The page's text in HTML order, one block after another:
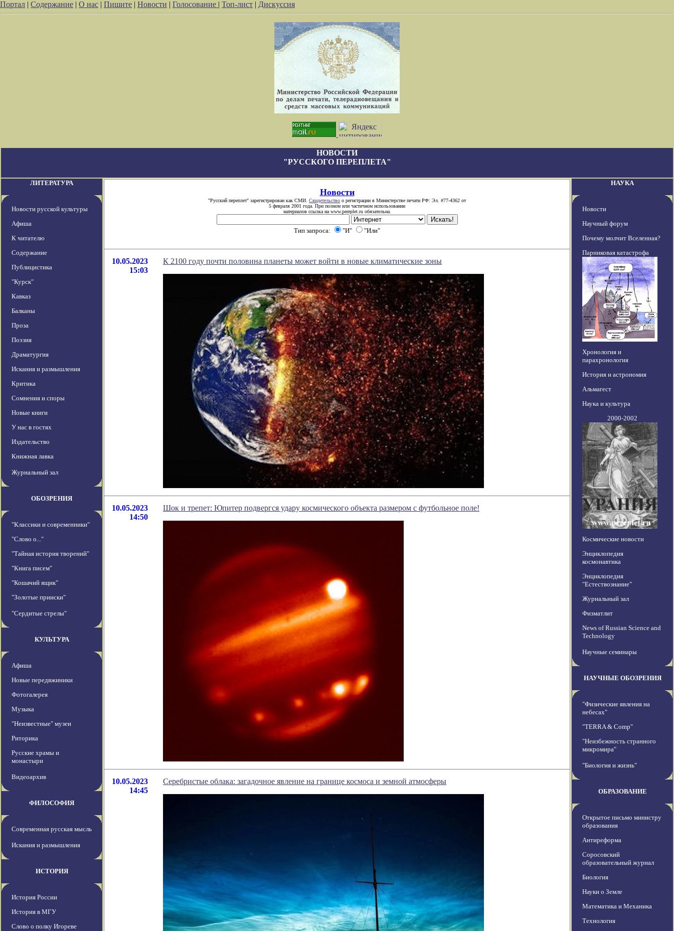
Портал | Содержание | О нас | Пишите | Новости | Голосование | Топ-лист | Дискуссия
НОВОСТИ
"РУССКОГО ПЕРЕПЛЕТА"
ЛИТЕРАТУРА
Новости русской культуры
Афиша
К читателю
Содержание
Публицистика
"Курск"
Кавказ
Балканы
Проза
Поэзия
Драматургия
Искания и размышления
Критика
Сомнения и споры
Новые книги
У нас в гостях
Издательство
Книжная лавка
Журнальный зал
ОБОЗРЕНИЯ
"Классики и современники"
"Слово о..."
"Тайная история творений"
"Книга писем"
"Кошачий ящик"
"Золотые прииски"
"Сердитые стрелы"
КУЛЬТУРА
Афиша
Новые передвжиники
Фотогалерея
Музыка
"Неизвестные" музеи
Риторика
Русские храмы и
монастыри
Видеоархив
ФИЛОСОФИЯ
Современная русская мысль
Искания и размышления
ИСТОРИЯ
История России
История в МГУ
Слово о полку Игореве
Новости
"Русский переплет" зарегистрирован как СМИ. Свидетельство о регистрации в Министерстве печати РФ: Эл. #77-4362 от
5 февраля 2001 года. При полном или частичном использовании
материалов ссылка на www.pereplet.ru обязательна.
Тип запроса: "И" "Или"
10.05.2023
15:03
К 2100 году почти половина планеты может войти в новые климатические зоны
10.05.2023
14:50
Шок и трепет: Юпитер подвергся удару космического объекта размером с футбольное поле!
10.05.2023
14:45
Серебристые облака: загадочное явление на границе космоса и земной атмосферы
НАУКА
Новости
Научный форум
Почему молчит Вселенная?
Парниковая катастрофа
Хронология и
парахронология
История и астрономия
Альмагест
Наука и культура
2000-2002
Космические новости
Энциклопедия
космонавтика
Энциклопедия
"Естествознание"
Журнальный зал
Физматлит
News of Russian Science and
Technology
Научные семинары
НАУЧНЫЕ ОБОЗРЕНИЯ
"Физические явления на
небесах"
"TERRA & Comp"
"Неизбежность странного
микромира"
"Биология и жизнь"
ОБРАЗОВАНИЕ
Открытое письмо министру
образования
Антиреформа
Соросовский
образовательный журнал
Биология
Науки о Земле
Математика и Механика
Технология